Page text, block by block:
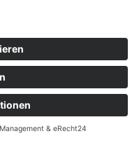
Area